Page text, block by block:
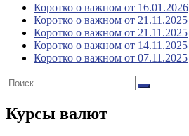
Коротко о важном от 16.01.2026
Коротко о важном от 21.11.2025
Коротко о важном от 21.11.2025
Коротко о важном от 14.11.2025
Коротко о важном от 07.11.2025
Поиск:
Поиск
Курсы валют